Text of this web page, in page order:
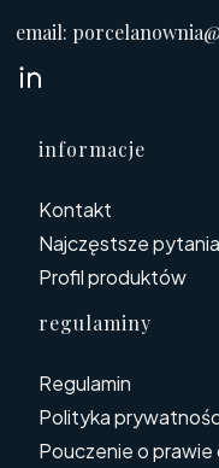
email:
Linki w
informacje
Kontakt
Najczęstsze pytania
Profil produktów
regulaminy
Regulamin
Polityka
Pouczenie o